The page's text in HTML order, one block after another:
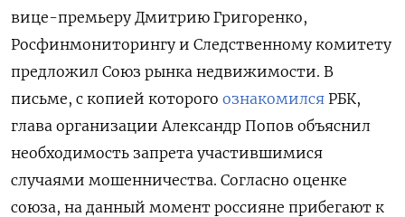
вице-премьеру Дмитрию Григоренко,
Росфинмониторингу и Следственному комитету
предложил Союз рынка недвижимости. В
письме, с копией которого ознакомился РБК,
глава организации Александр Попов объяснил
необходимость запрета участившимися
случаями мошенничества. Согласно оценке
союза, на данный момент россияне прибегают к